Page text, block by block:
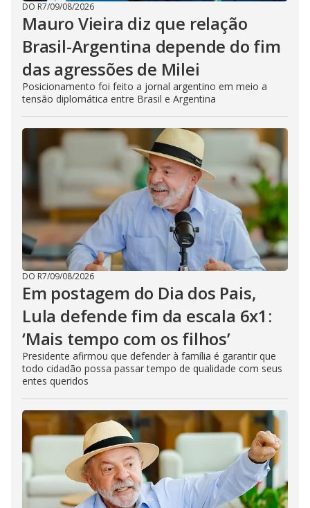
DO R7/09/08/2026
Mauro Vieira diz que relação
Brasil-Argentina depende do fim
das agressões de Milei
Posicionamento foi feito a jornal argentino em meio a
tensão diplomática entre Brasil e Argentina
DO R7/09/08/2026
Em postagem do Dia dos Pais,
Lula defende fim da escala 6x1:
‘Mais tempo com os filhos’
Presidente afirmou que defender à família é garantir que
todo cidadão possa passar tempo de qualidade com seus
entes queridos